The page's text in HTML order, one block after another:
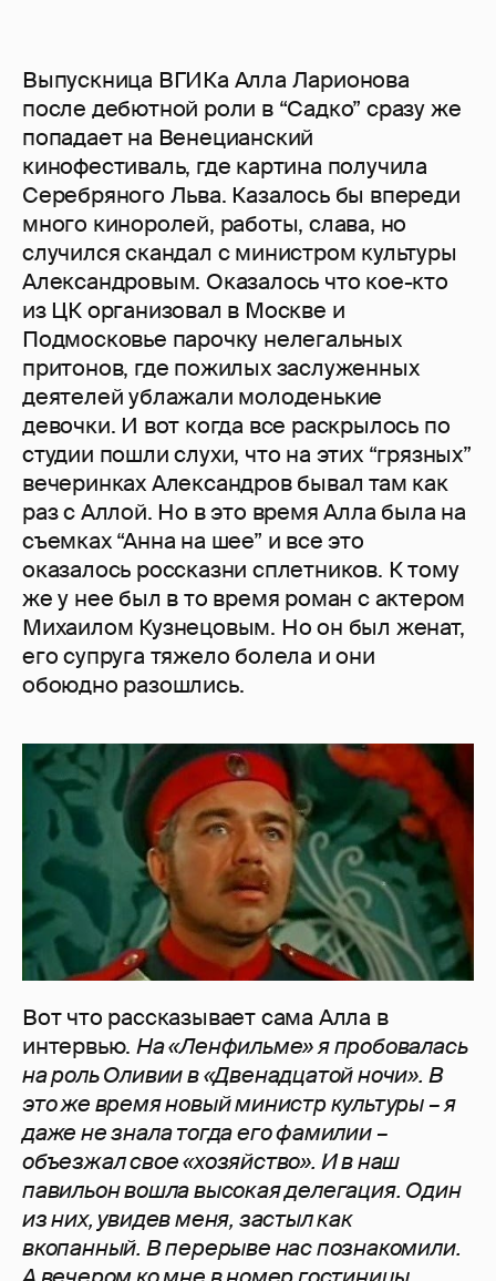
Выпускница ВГИКа Алла Ларионова
после дебютной роли в “Садко” сразу же
попадает на Венецианский
кинофестиваль, где картина получила
Серебряного Льва. Казалось бы впереди
много киноролей, работы, слава, но
случился скандал с министром культуры
Александровым. Оказалось что кое-кто
из ЦК организовал в Москве и
Подмосковье парочку нелегальных
притонов, где пожилых заслуженных
деятелей ублажали молоденькие
девочки. И вот когда все раскрылось по
студии пошли слухи, что на этих “грязных”
вечеринках Александров бывал там как
раз с Аллой. Но в это время Алла была на
съемках “Анна на шее” и все это
оказалось россказни сплетников. К тому
же у нее был в то время роман с актером
Михаилом Кузнецовым. Но он был женат,
его супруга тяжело болела и они
обоюдно разошлись.
Вот что рассказывает сама Алла в
интервью.На «Ленфильме» я пробовалась
на роль Оливии в «Двенадцатой ночи». В
это же время новый министр культуры – я
даже не знала тогда его фамилии –
объезжал свое «хозяйство». И в наш
павильон вошла высокая делегация. Один
из них, увидев меня, застыл как
вкопанный. В перерыве нас познакомили.